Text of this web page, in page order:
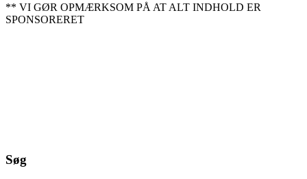
** VI GØR OPMÆRKSOM PÅ AT ALT INDHOLD ER
SPONSORERET
Søg